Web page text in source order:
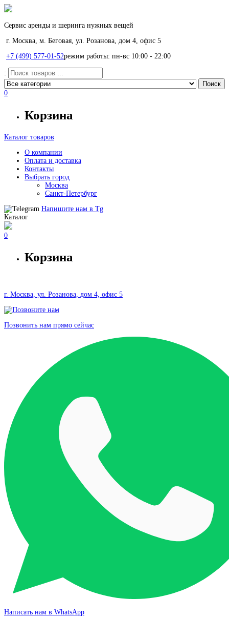
Сервис аренды и шеринга нужных вещей
г. Москва, м. Беговая, ул. Розанова, дом 4, офис 5
+7 (499) 577-01-52режим работы: пн-вс 10:00 - 22:00
:
0
Корзина
Каталог товаров
О компании
Оплата и доставка
Контакты
Выбрать город
Москва
Санкт-Петербург
Напишите нам в Tg
Каталог
0
Корзина
г. Москва, ул. Розанова, дом 4, офис 5
Позвонить нам прямо сейчас
Написать нам в WhatsApp